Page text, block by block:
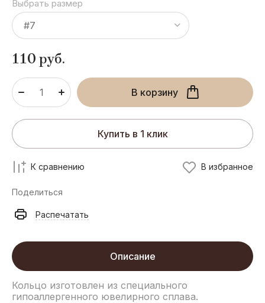
Выбрать размер
110 руб.
В корзину
Купить в 1 клик
К сравнению В избранное
Поделиться
Распечатать
Описание
Кольцо изготовлен из специального
гипоаллергенного ювелирного сплава.